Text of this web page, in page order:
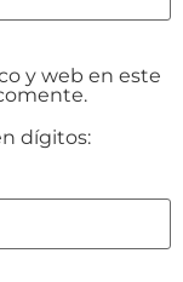
y web en este
dígitos: